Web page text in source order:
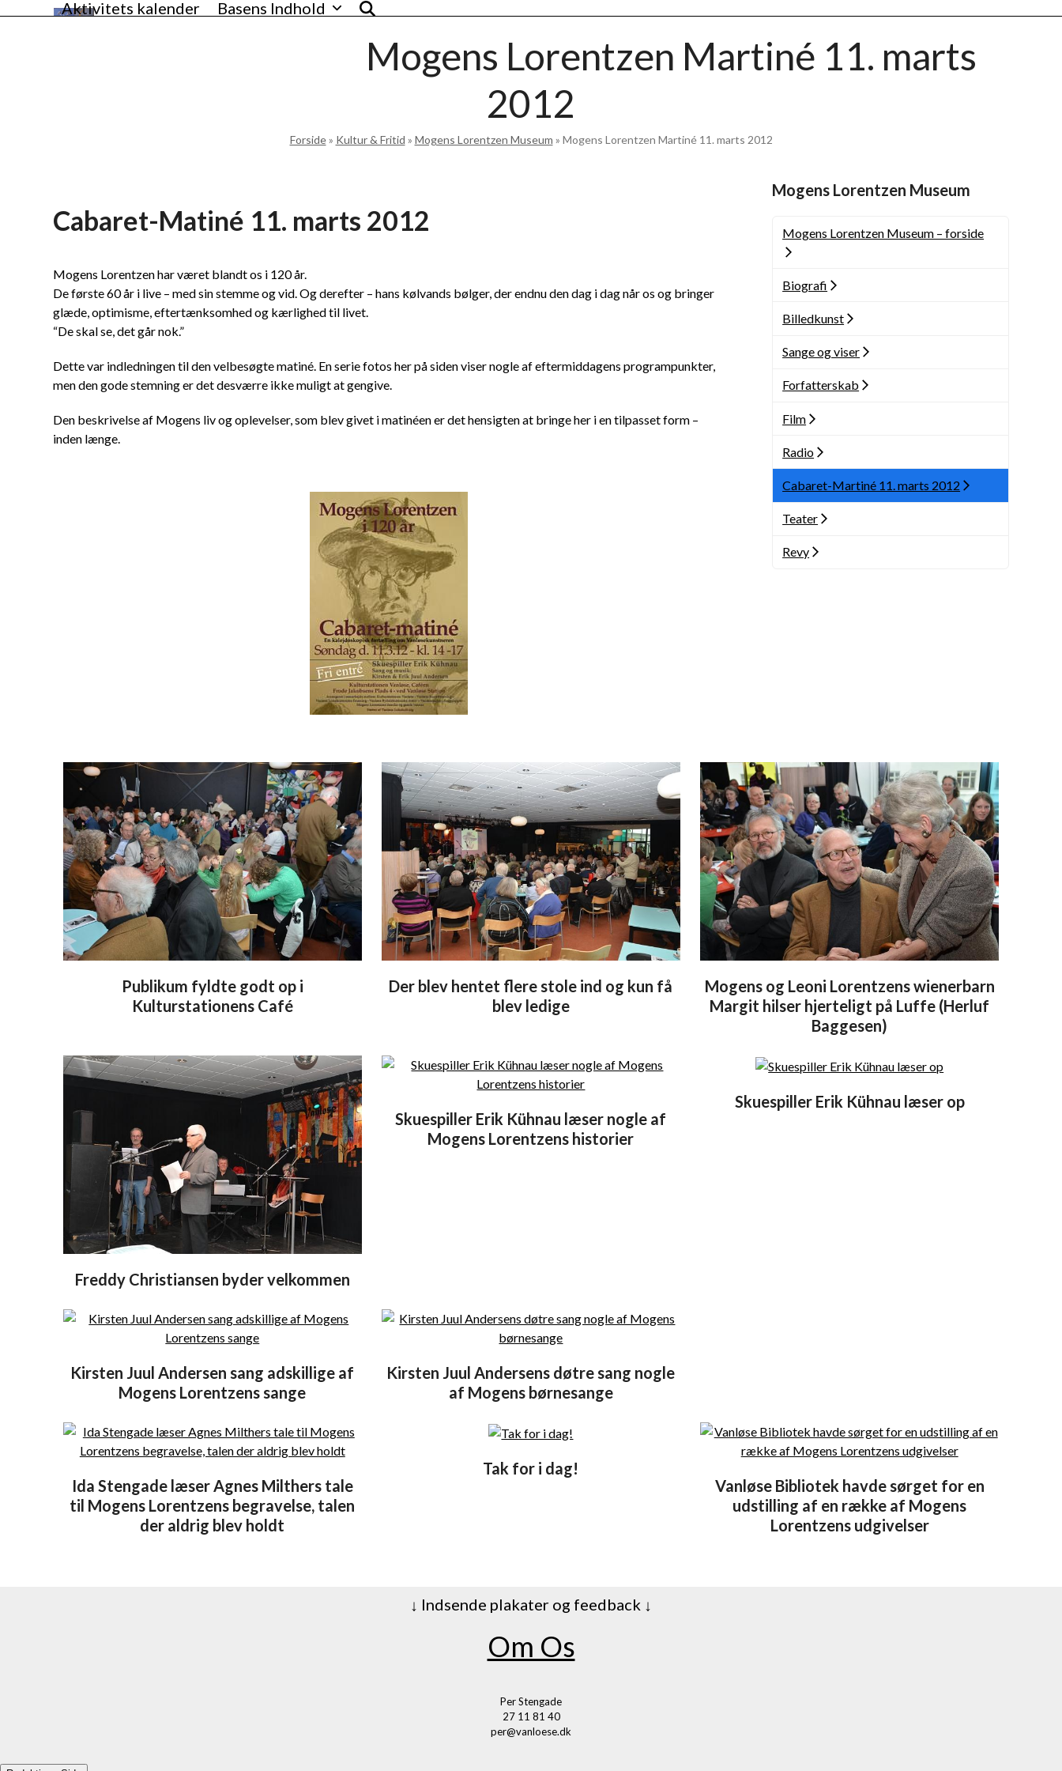
Aktivitets kalender Basens Indhold
Mogens Lorentzen Martiné 11. marts
2012
Forside» Kultur & Fritid » Mogens Lorentzen Museum » Mogens Lorentzen Martiné 11. marts 2012
Cabaret-Matiné 11. marts 2012
Mogens Lorentzen har været blandt os i 120 år.
De første 60 år i live – med sin stemme og vid. Og derefter – hans kølvands bølger, der endnu den dag i dag når os og bringer
glæde, optimisme, eftertænksomhed og kærlighed til livet.
“De skal se, det går nok.”
Dette var indledningen til den velbesøgte matiné. En serie fotos her på siden viser nogle af eftermiddagens programpunkter,
men den gode stemning er det desværre ikke muligt at gengive.
Den beskrivelse af Mogens liv og oplevelser, som blev givet i matinéen er det hensigten at bringe her i en tilpasset form –
inden længe.
Mogens Lorentzen Museum
Mogens Lorentzen Museum – forside
Biografi
Billedkunst
Sange og viser
Forfatterskab
Film
Radio
Cabaret-Martiné 11. marts 2012
Teater
Revy
Publikum fyldte godt op i
Kulturstationens Café
Der blev hentet flere stole ind og kun få
blev ledige
Mogens og Leoni Lorentzens wienerbarn
Margit hilser hjerteligt på Luffe (Herluf
Baggesen)
Freddy Christiansen byder velkommen
Skuespiller Erik Kühnau læser nogle af
Mogens Lorentzens historier
Skuespiller Erik Kühnau læser op
Kirsten Juul Andersen sang adskillige af
Mogens Lorentzens sange
Kirsten Juul Andersens døtre sang nogle
af Mogens børnesange
Ida Stengade læser Agnes Milthers tale
til Mogens Lorentzens begravelse, talen
der aldrig blev holdt
Tak for i dag!
Vanløse Bibliotek havde sørget for en
udstilling af en række af Mogens
Lorentzens udgivelser
↓ Indsende plakater og feedback ↓
Om Os
Per Stengade
27 11 81 40
per@vanloese.dk